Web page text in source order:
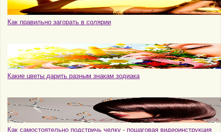
Как правильно загорать в солярии
Какие цветы дарить разным знакам зодиака
Как самостоятельно подстричь челку - пошаговая видеоинструкция